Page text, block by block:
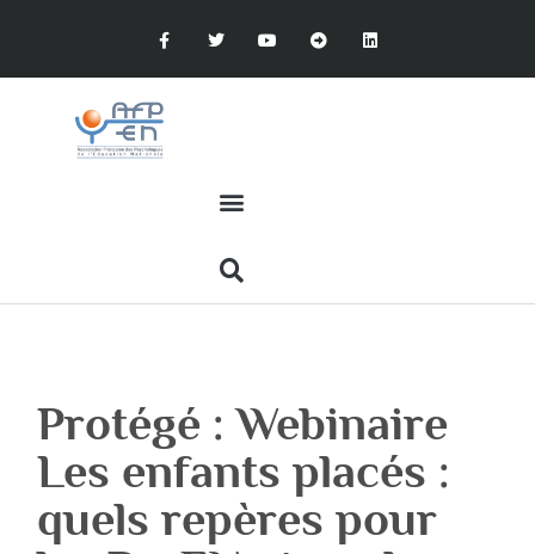
Protégé : Webinaire
Les enfants placés :
quels repères pour